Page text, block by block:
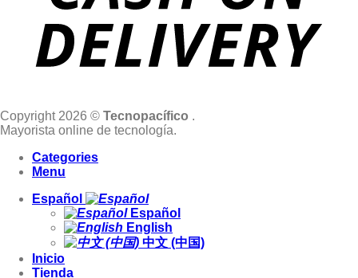
Copyright 2026 © Tecnopacífico .
Mayorista online de tecnología.
Categories
Menu
Español
Español
English
中文 (中国)
Inicio
Tienda